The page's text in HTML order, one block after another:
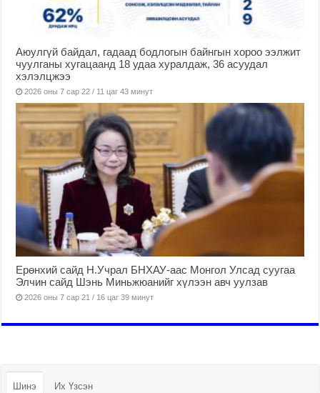
Аюулгүй байдал, гадаад бодлогын байнгын хороо ээлжит
чуулганы хугацаанд 18 удаа хуралдаж, 36 асуудал
хэлэлцжээ
2026 оны 7 сар 22 / 11 цаг 43 минут
Ерөнхий сайд Н.Учрал БНХАУ-аас Монгол Улсад суугаа
Элчин сайд Шэнь Миньжюанийг хүлээн авч уулзав
2026 оны 7 сар 21 / 16 цаг 39 минут
Шинэ Их Үзсэн